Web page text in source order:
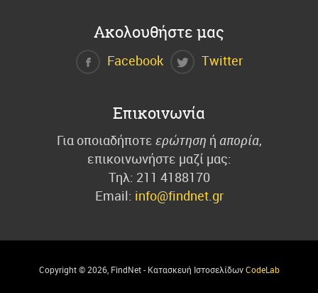
Ακολουθήστε μας
Facebook Twitter
Επικοινωνία
Για οποιαδήποτε ερώτηση ή απορία,
επικοινωνήστε μαζί μας:
Τηλ: 211 4188170
Email: info@findnet.gr
Copyright ©2026, FindNet - Κατασκευή ΙστοσελίδωνCodeLab